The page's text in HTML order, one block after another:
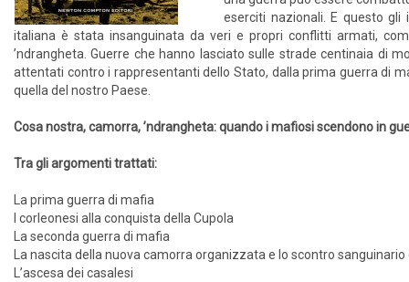
eserciti nazionali. E questo gli
italiana è stata insanguinata da veri e propri conflitti armati,
’ndrangheta. Guerre che hanno lasciato sulle strade centinaia di
attentati contro i rappresentanti dello Stato, dalla prima guerra di
quella del nostro Paese.
Cosa nostra, camorra, ’ndrangheta: quando i mafiosi scendono in
Tra gli argomenti trattati:
La prima guerra di mafia
I corleonesi alla conquista della Cupola
La seconda guerra di mafia
La nascita della nuova camorra organizzata e lo scontro
L’ascesa dei casalesi